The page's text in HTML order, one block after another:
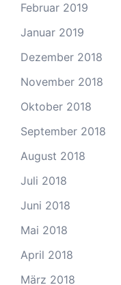
Februar 2019
Januar 2019
Dezember 2018
November 2018
Oktober 2018
September 2018
August 2018
Juli 2018
Juni 2018
Mai 2018
April 2018
März 2018